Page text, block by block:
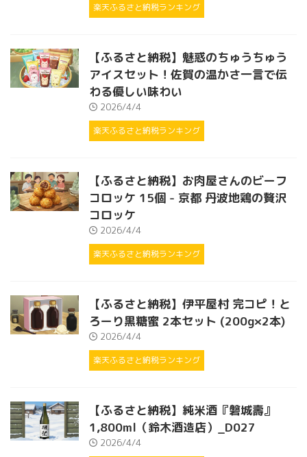
楽天ふるさと納税ランキング
【ふるさと納税】魅惑のちゅうちゅう
アイスセット！佐賀の温かさ一言で伝
わる優しい味わい
2026/4/4
楽天ふるさと納税ランキング
【ふるさと納税】お肉屋さんのビーフ
コロッケ 15個 - 京都 丹波地鶏の贅沢
コロッケ
2026/4/4
楽天ふるさと納税ランキング
【ふるさと納税】伊平屋村 完コピ！と
ろーり黒糖蜜 2本セット (200g×2本)
2026/4/4
楽天ふるさと納税ランキング
【ふるさと納税】純米酒『磐城壽』
1,800ml（鈴木酒造店）_D027
2026/4/4